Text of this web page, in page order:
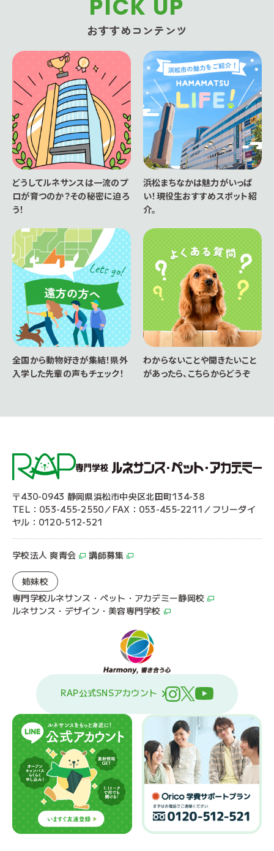
PICK UP
おすすめコンテンツ
どうしてルネサンスは一流のプ
ロが育つのか？その秘密に迫ろ
う！
浜松まちなかは魅力がいっぱ
い！現役生おすすめスポット紹
介。
全国から動物好きが集結！県外
入学した先輩の声もチェック！
わからないことや聞きたいこと
があったら、こちらからどうぞ
〒430-0943 静岡県浜松市中央区北田町134-38
TEL：053-455-2550／FAX：053-455-2211／フリーダイ
ヤル：0120-512-521
学校法人 爽青会 講師募集
姉妹校
専門学校ルネサンス・ペット・アカデミー静岡校
ルネサンス・デザイン・美容専門学校
RAP公式SNSアカウント